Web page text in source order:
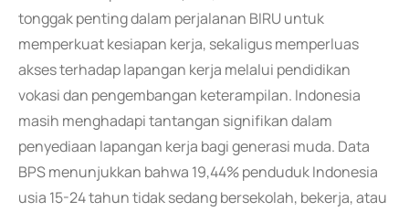
tonggak penting dalam perjalanan BIRU untuk
memperkuat kesiapan kerja, sekaligus memperluas
akses terhadap lapangan kerja melalui pendidikan
vokasi dan pengembangan keterampilan. Indonesia
masih menghadapi tantangan signifikan dalam
penyediaan lapangan kerja bagi generasi muda. Data
BPS menunjukkan bahwa 19,44% penduduk Indonesia
usia 15-24 tahun tidak sedang bersekolah, bekerja, atau